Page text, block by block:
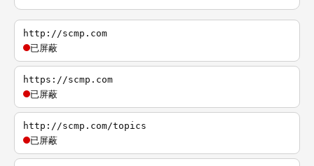
http://scmp.com
已屏蔽
https://scmp.com
已屏蔽
http://scmp.com/topics
已屏蔽